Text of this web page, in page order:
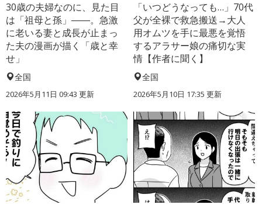
30歳の夫婦なのに、見た目
は「祖母と孫」――。急激
に老いる妻と成長が止まっ
た夫の漫画が描く「歳と幸
せ」
全国
2026年5月11日 09:43 更新
「いつどうなっても…」70代
父が全裸で救急搬送→大人
用オムツを手に最悪を覚悟
するアラサー娘の痛切な実
情【作者に聞く】
全国
2026年5月10日 17:35 更新